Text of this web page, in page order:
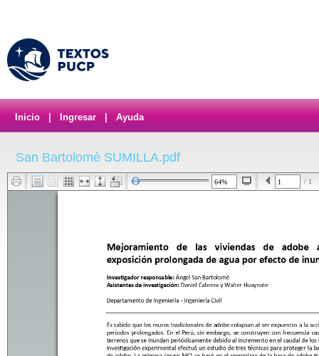
Inicio Ingresar Ayuda
San Bartolomé SUMILLA.pdf
/ 1